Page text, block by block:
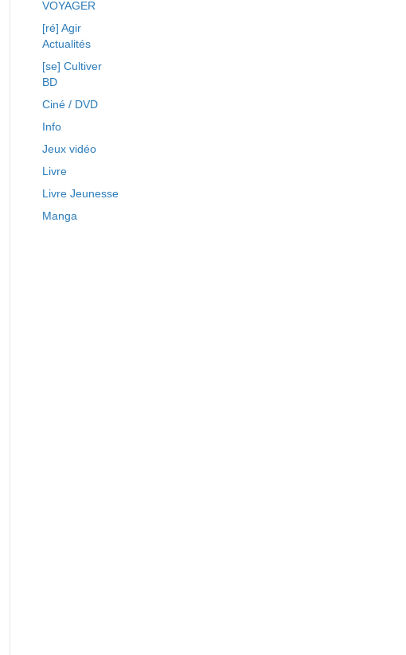
VOYAGER
[ré] Agir
Actualités
[se] Cultiver
BD
Ciné / DVD
Info
Jeux vidéo
Livre
Livre Jeunesse
Manga